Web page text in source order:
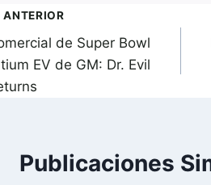
ANTERIOR
de Super Bowl
EV de GM: Dr. Evil
Publicaciones